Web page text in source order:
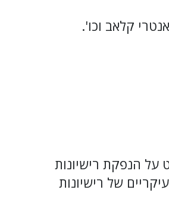
קלאב וכו'.
על הנפקת רישיונות
של רישיונות